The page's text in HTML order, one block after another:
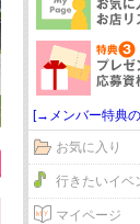
[→メンバー特典
お気に入り
行きたいイベ
マイページ